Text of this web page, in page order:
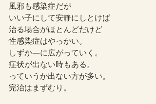
風邪も感染症だが
いい子にして安静にしとけば
治る場合がほとんどだけど
性感染症はやっかい。
しずか―に広がっていく。
症状が出ない時もある。
っていうか出ない方が多い。
完治はまずむり。